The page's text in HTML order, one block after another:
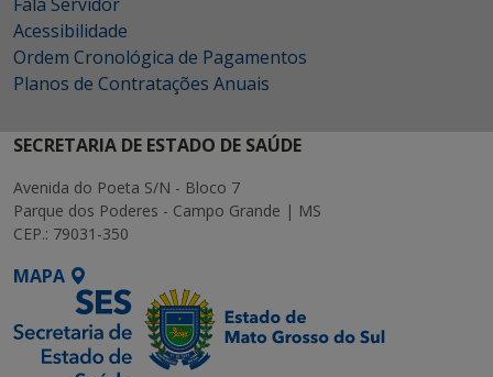
Acessibilidade
Ordem Cronológica de Pagamentos
Planos de Contratações Anuais
SECRETARIA DE ESTADO DE SAÚDE
Avenida do Poeta S/N - Bloco 7
Parque dos Poderes - Campo Grande | MS
CEP.: 79031-350
MAPA